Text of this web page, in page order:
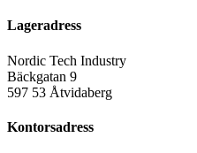
Lageradress
Nordic Tech Industry
Bäckgatan 9
597 53 Åtvidaberg
Kontorsadress